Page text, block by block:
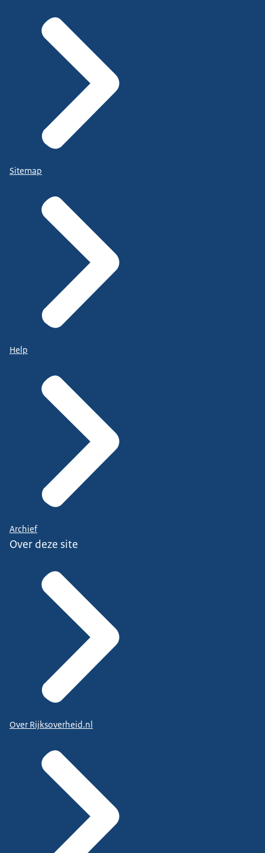
Sitemap
Help
Archief
Over deze site
Over Rijksoverheid.nl